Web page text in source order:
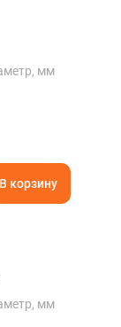
мм
В корзину
мм